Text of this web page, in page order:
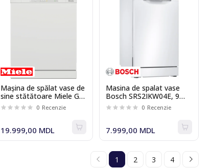
Mașina de spălat vase de
sine stătătoare Miele G
5022 SC Selection
0 Recenzie
19.999,00 MDL
Masina de spalat vase
Bosch SRS2IKW04E, 9
seturi, nr programe 6, 45
cm, A+, Alb
0 Recenzie
7.999,00 MDL
1 2 3 4